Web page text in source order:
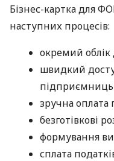
Бізнес-картка для
наступних процесів:
окремий облік
швидкий
зручна оплата
безготівкові
формування
сплата